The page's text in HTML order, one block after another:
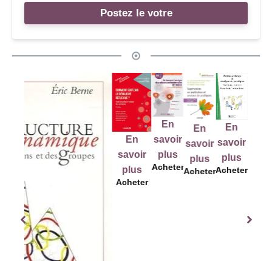
Postez le votre
En
savoir
Acheter
En
savoir
plus
Acheter
En
savoir
plus
Acheter
En
savoir
plus
Acheter
En
savoir
plus
Acheter